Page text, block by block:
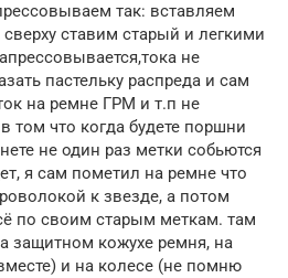
так: вставляем
ставим старый и легкими
не
пастельку распреда и сам
на ремне ГРМ и т.п не
том что когда будете поршни
не один раз метки собьются
я сам пометил на ремне что
к звезде, а потом
по своим старым меткам. там
защитном кожухе ремня, на
и на колесе (не помню